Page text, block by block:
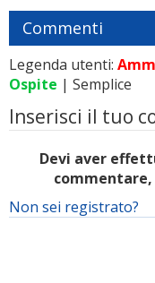
Commenti
Legenda utenti:
Ospite | Semplice
Inserisci il tuo
Devi aver
commentare,
Non sei registrato?